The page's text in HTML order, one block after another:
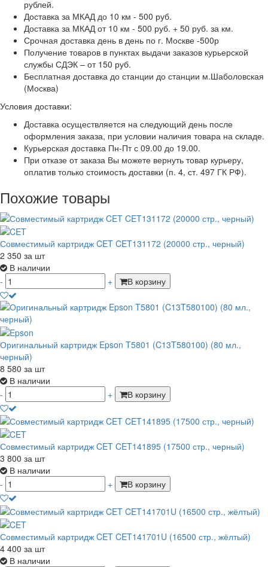
рублей.
Доставка за МКАД до 10 км - 500 руб.
Доставка за МКАД от 10 км - 500 руб. + 50 руб. за км.
Срочная доставка день в день по г. Москве -500р
Получение товаров в пунктах выдачи заказов курьерской
службы СДЭК – от 150 руб.
Бесплатная доставка до станции до станции м.Шаболовская
(Москва)
Условия доставки:
Доставка осуществляется на следующий день после
оформления заказа, при условии наличия товара на складе.
Курьерская доставка Пн-Пт с 09.00 до 19.00.
При отказе от заказа Вы можете вернуть товар курьеру,
оплатив только стоимость доставки (п. 4, ст. 497 ГК РФ).
Похожие товары
Совместимый картридж CET CET131172 (20000 стр., черный)
2 350 за шт
В наличии
-
+ В корзину
Оригинальный картридж Epson T5801 (C13T580100) (80 мл.,
черный)
8 580 за шт
В наличии
-
+ В корзину
Совместимый картридж CET CET141895 (17500 стр., черный)
3 800 за шт
В наличии
-
+ В корзину
Совместимый картридж CET CET141701U (16500 стр., жёлтый)
4 400 за шт
В наличии